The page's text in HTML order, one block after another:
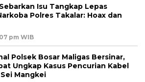
Isu Tangkap Lepas
Polres Takalar: Hoax dan
pm WIB
Polsek Bosar Maligas Bersinar,
Ungkap Kasus Pencurian Kabel
Mangkei